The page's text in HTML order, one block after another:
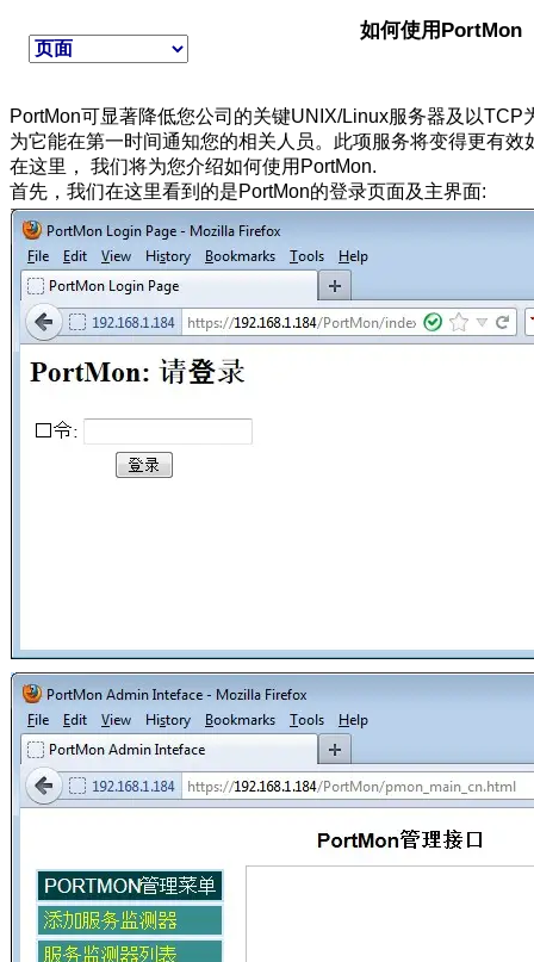
如何使用 PortMon
PortMon可显著降低您公司的关键UNIX/Linux服务器及以TCP
为它能在第一时间通知您的相关人员。此项服务将变得更有
在这里， 我们将为您介绍如何使用 PortMon.
首先，我们在这里看到的是PortMon的登录页面及主界面: